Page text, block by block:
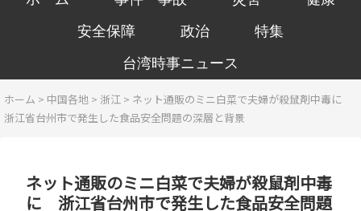
安全保障
政治
特集
台湾時事ニュース
ホーム > 中国各地 >浙江 > ネット通販のミニ白菜で夫婦が殺鼠剤中毒に
浙江省台州市で発生した食品安全問題の深層と背景
ネット通販のミニ白菜で夫婦が殺鼠剤中毒
に 浙江省台州市で発生した食品安全問題